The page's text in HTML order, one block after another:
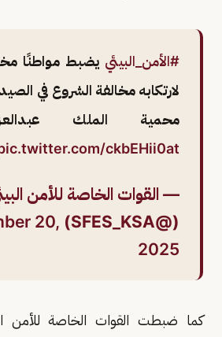
#الأمن_البيئي يضبط مواطنًا
لارتكابه مخالفة الشروع في
محمية الملك
ckbEHii0at
— القوات الخاصة للأمن
(@SFES_KSA)
20,
2025
كما ضبطت القوات الخاصة للأمن